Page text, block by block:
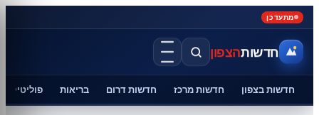
מתעדכן
חדשותהצפון
חדשות בצפון חדשות מרכז חדשות דרום בריאות פוליטיקה